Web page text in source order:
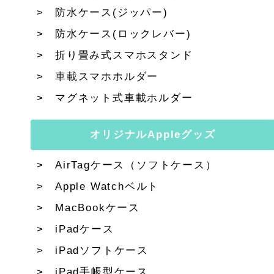
防水ケース(ジッパー)
防水ケース(ロックレバー)
折り畳み式スマホスタンド
車載スマホホルダー
マグネット式車載ホルダー
オリジナルAppleグッズ
AirTagケース（ソフトケース）
Apple Watchベルト
MacBookケース
iPadケース
iPadソフトケース